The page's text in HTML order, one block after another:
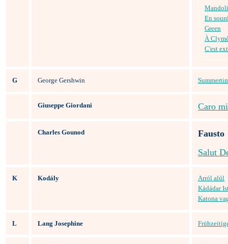
En
Green
À
C'est
G George Gershwin
Giuseppe Giordani Caro
Charles Gounod
Fausto
Salut
K Kodály
Arról alúl
Kádádar
Katona
L Lang Josephine